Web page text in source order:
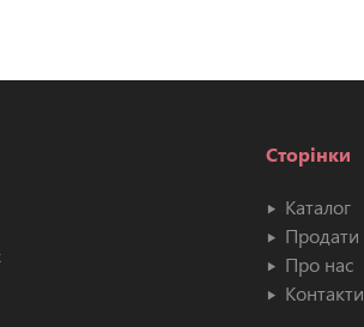
Сторінки
Каталог
Продати
Про нас
Контакти